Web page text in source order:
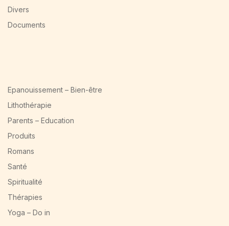
Divers
Documents
Epanouissement – Bien-être
Lithothérapie
Parents – Education
Produits
Romans
Santé
Spiritualité
Thérapies
Yoga – Do in